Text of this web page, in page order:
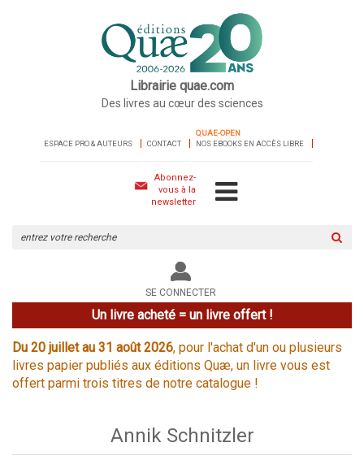
Librairie quae.com
Des livres au cœur des sciences
ESPACE PRO & AUTEURS CONTACT
QUAE-OPEN
NOS EBOOKS EN ACCÈS LIBRE
Abonnez-
vous à la
newsletter
le
site
SE CONNECTER
Un livre acheté = un livre offert !
Du 20 juillet au 31 août 2026, pour l'achat d'un ou plusieurs
livres papier publiés aux éditions Quæ, un livre vous est
offert parmi trois titres de notre catalogue !
Annik Schnitzler